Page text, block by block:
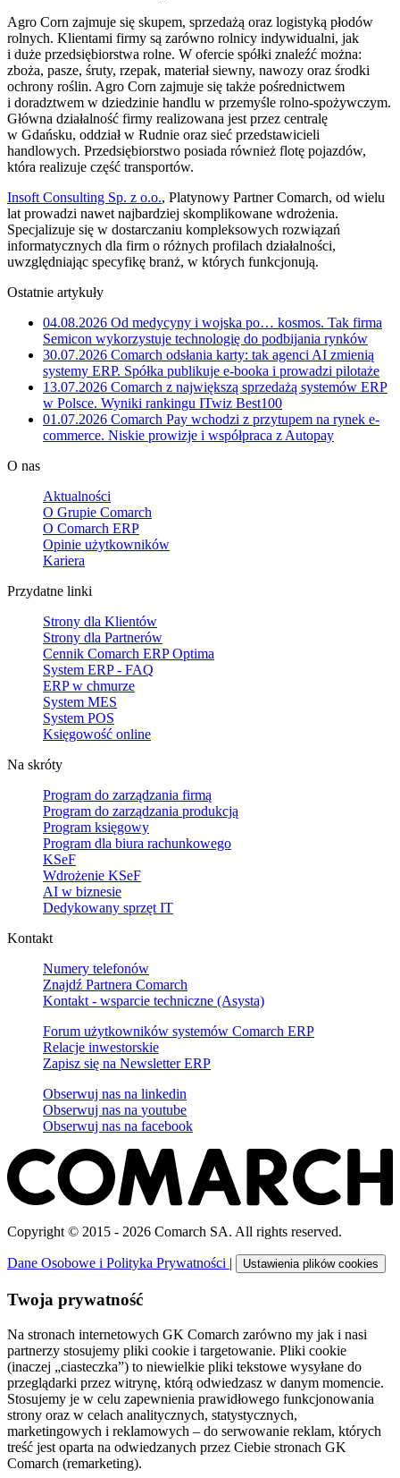
Agro Corn zajmuje się skupem, sprzedażą oraz logistyką płodów
rolnych. Klientami firmy są zarówno rolnicy indywidualni, jak
i duże przedsiębiorstwa rolne. W ofercie spółki znaleźć można:
zboża, pasze, śruty, rzepak, materiał siewny, nawozy oraz środki
ochrony roślin. Agro Corn zajmuje się także pośrednictwem
i doradztwem w dziedzinie handlu w przemyśle rolno-spożywczym.
Główna działalność firmy realizowana jest przez centralę
w Gdańsku, oddział w Rudnie oraz sieć przedstawicieli
handlowych. Przedsiębiorstwo posiada również flotę pojazdów,
która realizuje część transportów.
Insoft Consulting Sp. z o.o., Platynowy Partner Comarch, od wielu
lat prowadzi nawet najbardziej skomplikowane wdrożenia.
Specjalizuje się w dostarczaniu kompleksowych rozwiązań
informatycznych dla firm o różnych profilach działalności,
uwzględniając specyfikę branż, w których funkcjonują.
Ostatnie artykuły
04.08.2026 Od medycyny i wojska po… kosmos. Tak firma
Semicon wykorzystuje technologię do podbijania rynków
30.07.2026 Comarch odsłania karty: tak agenci AI zmienią
systemy ERP. Spółka publikuje e-booka i prowadzi pilotaże
13.07.2026 Comarch z największą sprzedażą systemów ERP
w Polsce. Wyniki rankingu ITwiz Best100
01.07.2026 Comarch Pay wchodzi z przytupem na rynek e-
commerce. Niskie prowizje i współpraca z Autopay
O nas
Aktualności
O Grupie Comarch
O Comarch ERP
Opinie użytkowników
Kariera
Przydatne linki
Strony dla Klientów
Strony dla Partnerów
Cennik Comarch ERP Optima
System ERP - FAQ
ERP w chmurze
System MES
System POS
Księgowość online
Na skróty
Program do zarządzania firmą
Program do zarządzania produkcją
Program księgowy
Program dla biura rachunkowego
KSeF
Wdrożenie KSeF
AI w biznesie
Dedykowany sprzęt IT
Kontakt
Numery telefonów
Znajdź Partnera Comarch
Kontakt - wsparcie techniczne (Asysta)
Forum użytkowników systemów Comarch ERP
Relacje inwestorskie
Zapisz się na Newsletter ERP
Obserwuj nas na linkedin
Obserwuj nas na youtube
Obserwuj nas na facebook
Copyright © 2015 - 2026 Comarch SA. All rights reserved.
Dane Osobowe i Polityka Prywatności | Ustawienia plików cookies
Twoja prywatność
Na stronach internetowych GK Comarch zarówno my jak i nasi
partnerzy stosujemy pliki cookie i targetowanie. Pliki cookie
(inaczej „ciasteczka”) to niewielkie pliki tekstowe wysyłane do
przeglądarki przez witrynę, którą odwiedzasz w danym momencie.
Stosujemy je w celu zapewnienia prawidłowego funkcjonowania
strony oraz w celach analitycznych, statystycznych,
marketingowych i reklamowych – do serwowanie reklam, których
treść jest oparta na odwiedzanych przez Ciebie stronach GK
Comarch (remarketing).